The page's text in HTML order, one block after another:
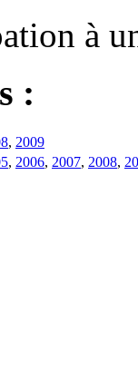
à
:
, 2009
, 2006, 2007, 2008,